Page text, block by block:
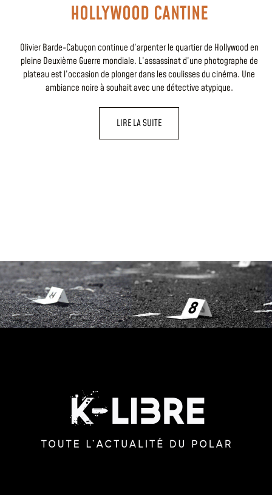
HOLLYWOOD CANTINE
Olivier Barde-Cabuçon continue d’arpenter le quartier de Hollywood en
pleine Deuxième Guerre mondiale. L’assassinat d’une photographe de
plateau est l’occasion de plonger dans les coulisses du cinéma. Une
ambiance noire à souhait avec une détective atypique.
LIRE LA SUITE